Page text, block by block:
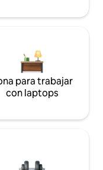
para trabajar
con laptops